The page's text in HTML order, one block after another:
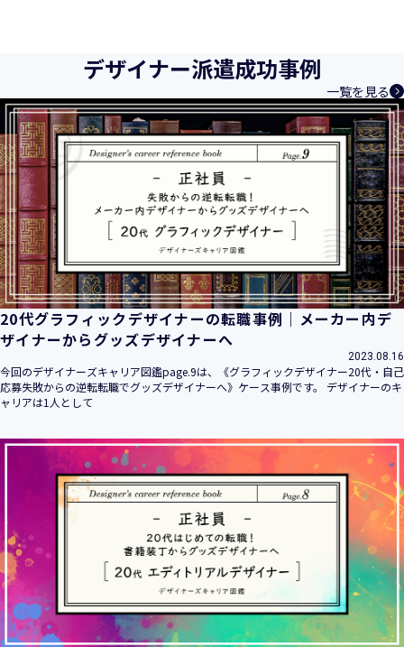
デザイナー派遣成功事例
一覧を見る
20代グラフィックデザイナーの転職事例｜メーカー内デ
ザイナーからグッズデザイナーへ
2023.08.16
今回のデザイナーズキャリア図鑑page.9は、《グラフィックデザイナー20代・自己
応募失敗からの逆転転職でグッズデザイナーへ》ケース事例です。 デザイナーのキ
ャリアは1人として